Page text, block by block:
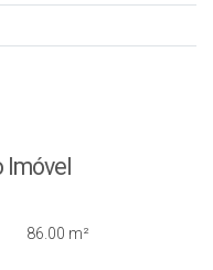
Imóvel
86.00 m²